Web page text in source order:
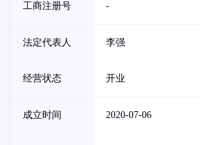
工商注册号 -
法定代表人 李强
经营状态 开业
成立时间 2020-07-06